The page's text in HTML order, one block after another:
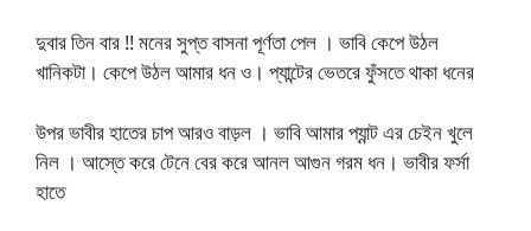
দুবার তিন বার !! মনের সুপ্ত বাসনা পূর্ণতা পেল । ভাবি কেপে উঠল
খানিকটা। কেপে উঠল আমার ধন ও। প্যান্টের ভেতরে ফুঁসতে থাকা ধনের
উপর ভাবীর হাতের চাপ আরও বাড়ল । ভাবি আমার প্যান্ট এর চেইন খুলে
নিল । আস্তে করে টেনে বের করে আনল আগুন গরম ধন। ভাবীর ফর্সা
হাতে